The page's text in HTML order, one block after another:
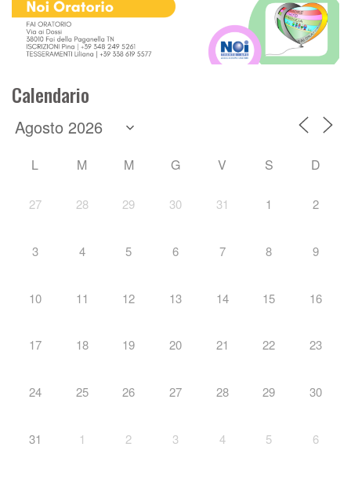
Calendario
L M M G V S D
27 28 29 30 31 1 2
3 4 5 6 7 8 9
10 11 12 13 14 15 16
17 18 19 20 21 22 23
24 25 26 27 28 29 30
31 1 2 3 4 5 6